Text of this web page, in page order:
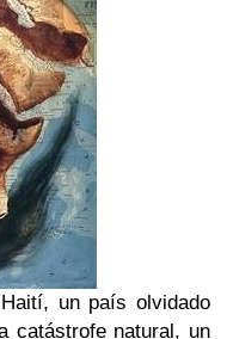
un país olvidado
catástrofe natural, un